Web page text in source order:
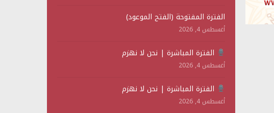
الفترة المفتوحة (الفتح الموعود)
أغسطس 4, 2026
الفترة المباشرة | نحن لا نهزم
أغسطس 4, 2026
الفترة المباشرة | نحن لا نهزم
أغسطس 4, 2026